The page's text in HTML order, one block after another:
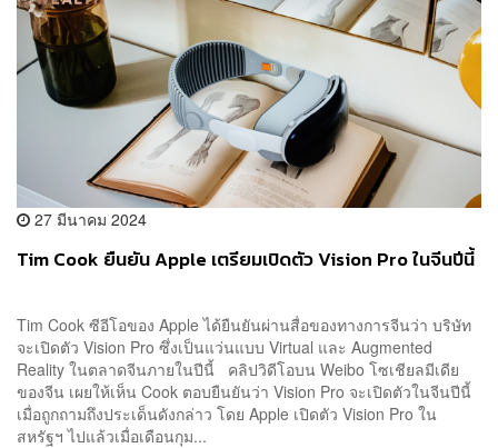
27 มีนาคม 2024
Tim Cook ยืนยัน Apple เตรียมเปิดตัว Vision Pro ในจีนปีนี้
Tim Cook ซีอีโอของ Apple ได้ยืนยันผ่านสื่อของทางการจีนว่า บริษัท
จะเปิดตัว Vision Pro ซึ่งเป็นแว่นแบบ Virtual และ Augmented
Reality ในตลาดจีนภายในปีนี้ คลิปวิดีโอบน Weibo โซเชียลมีเดีย
ของจีน เผยให้เห็น Cook ตอบยืนยันว่า Vision Pro จะเปิดตัวในจีนปีนี้
เมื่อถูกถามถึงประเด็นดังกล่าว โดย Apple เปิดตัว Vision Pro ใน
สหรัฐฯ ไปแล้วเมื่อเดือนกุม...